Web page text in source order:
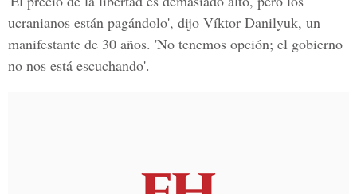
ucranianos están pagándolo', dijo Víktor Danilyuk, un
manifestante de 30 años. 'No tenemos opción; el gobierno
no nos está escuchando'.